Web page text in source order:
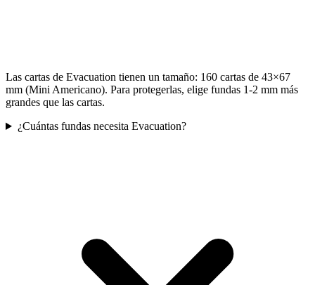
Las cartas de Evacuation tienen un tamaño: 160 cartas de 43×67
mm (Mini Americano). Para protegerlas, elige fundas 1-2 mm más
grandes que las cartas.
¿Cuántas fundas necesita Evacuation?